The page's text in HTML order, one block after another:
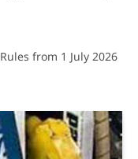
Rules from 1 July 2026